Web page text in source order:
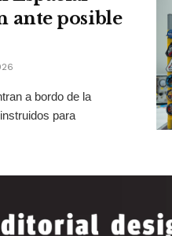
ante posible
a bordo de la
para